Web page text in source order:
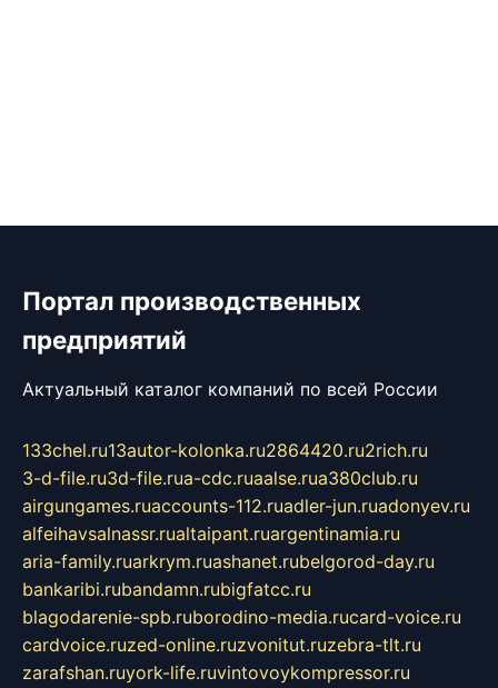
Портал производственных
предприятий
Актуальный каталог компаний по всей России
133chel.ru13autor-kolonka.ru2864420.ru2rich.ru
3-d-file.ru3d-file.rua-cdc.ruaalse.rua380club.ru
airgungames.ruaccounts-112.ruadler-jun.ruadonyev.ru
alfeihavsalnassr.rualtaipant.ruargentinamia.ru
aria-family.ruarkrym.ruashanet.rubelgorod-day.ru
bankaribi.rubandamn.rubigfatcc.ru
blagodarenie-spb.ruborodino-media.rucard-voice.ru
cardvoice.ruzed-online.ruzvonitut.ruzebra-tlt.ru
zarafshan.ruyork-life.ruvintovoykompressor.ru